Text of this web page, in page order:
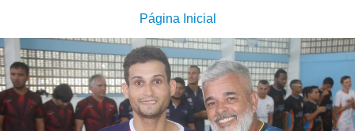
Página Inicial